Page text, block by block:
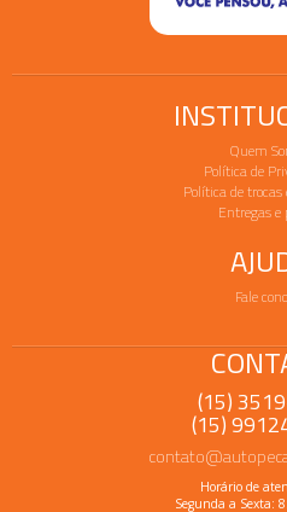
Quem
Política de
Política de trocas
Entregas e
Fale
(15)
(15)
Horário de
Segunda a Sexta: